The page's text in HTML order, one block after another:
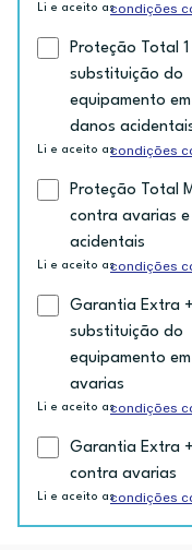
Li e aceito ascondições
Proteção Total 1
substituição do
equipamento
danos
Li e aceito ascondições
Proteção Total
contra avarias
acidentais
Li e aceito ascondições
Garantia Extra
substituição do
equipamento
avarias
Li e aceito ascondições
Garantia Extra
contra avarias
Li e aceito ascondições